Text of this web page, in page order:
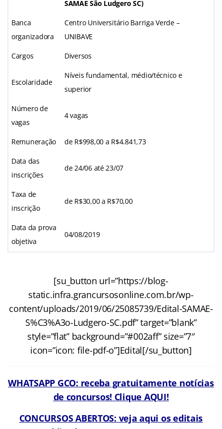
SAMAE São Ludgero SC)
Banca
organizadora
Centro Universitário Barriga Verde –
UNIBAVE
Cargos Diversos
Escolaridade
Níveis fundamental, médio/técnico e
superior
Número de
vagas
4 vagas
Remuneração de R$998,00 a R$4.841,73
Data das
inscrições
de 24/06 até 23/07
Taxa de
inscrição
de R$30,00 a R$70,00
Data da prova
objetiva
04/08/2019
[su_button url=”https://blog-
static.infra.grancursosonline.com.br/wp-
content/uploads/2019/06/25085739/Edital-SAMAE-
S%C3%A3o-Ludgero-SC.pdf” target=”blank”
style=”flat” background=”#002aff” size=”7″
icon=”icon: file-pdf-o”]Edital[/su_button]
WHATSAPP GCO: receba gratuitamente notícias
de concursos! Clique AQUI!
CONCURSOS ABERTOS: veja aqui os editais